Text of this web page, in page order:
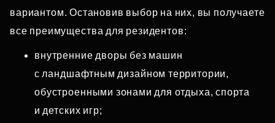
вариантом. Остановив выбор на них, вы получаете
все преимущества для резидентов:
внутренние дворы без машин
с ландшафтным дизайном территории,
обустроенными зонами для отдыха, спорта
и детских игр;